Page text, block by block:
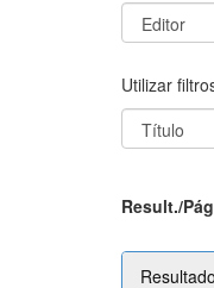
Utilizar
Result./